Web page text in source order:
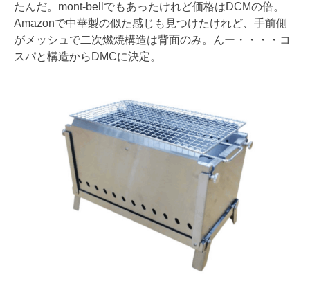
たんだ。mont-bellでもあったけれど価格はDCMの倍。
Amazonで中華製の似た感じも見つけたけれど、手前側
がメッシュで二次燃焼構造は背面のみ。んー・・・・コ
スパと構造からDMCに決定。